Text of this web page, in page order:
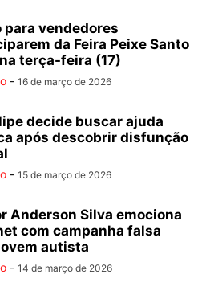
para vendedores
da Feira Peixe Santo
terça-feira (17)
- 16 de março de 2026
decide buscar ajuda
após descobrir disfunção
- 15 de março de 2026
Anderson Silva emociona
com campanha falsa
autista
- 14 de março de 2026